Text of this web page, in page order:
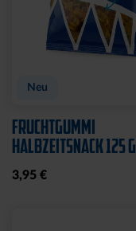
Neu
FRUCHTGUMMI
HALBZEITSNACK 125 G
3,95 €